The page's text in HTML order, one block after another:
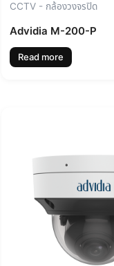
CCTV - กล้องวงจรปิด
Advidia M-200-P
Read more